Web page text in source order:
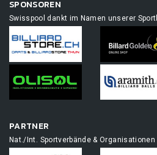
SPONSOREN
Swisspool dankt im Namen unserer
PARTNER
Nat./Int. Sportverbände & Organisationen